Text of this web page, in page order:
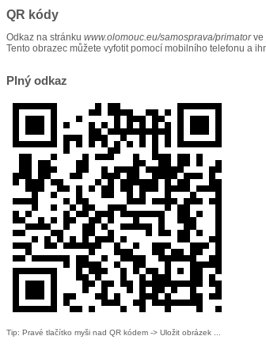
QR kódy
Odkaz na stránku www.olomouc.eu/samosprava/primatorve
Tento obrazec můžete vyfotit pomocí mobilního telefonu a
Plný odkaz
Tip: Pravé tlačítko myši nad QR kódem -> Uložit obrázek ...